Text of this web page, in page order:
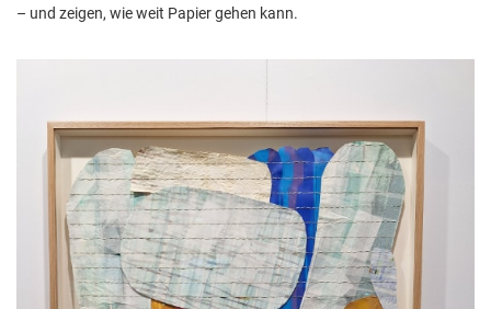
– und zeigen, wie weit Papier gehen kann.